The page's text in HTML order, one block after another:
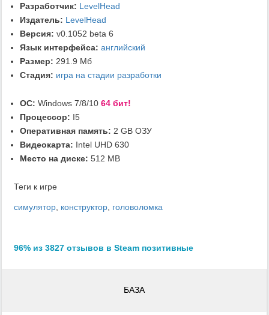
Разработчик: LevelHead
Издатель: LevelHead
Версия: v0.1052 beta 6
Язык интерфейса: английский
Размер: 291.9 Мб
Стадия: игра на стадии разработки
ОС: Windows 7/8/10 64 бит!
Процессор: I5
Оперативная память: 2 GB ОЗУ
Видеокарта: Intel UHD 630
Место на диске: 512 MB
Теги к игре
симулятор конструктор головоломка
96% из 3827 отзывов в Steam позитивные
БАЗА